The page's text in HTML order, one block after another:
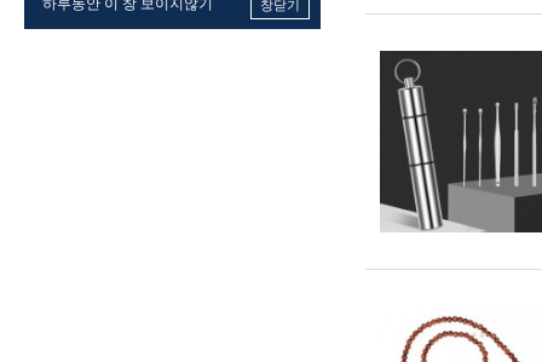
하루동안 이 창 보이지않기 창닫기